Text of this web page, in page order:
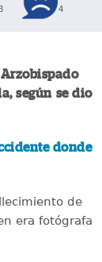
4
según se dio
donde
de
era fotógrafa